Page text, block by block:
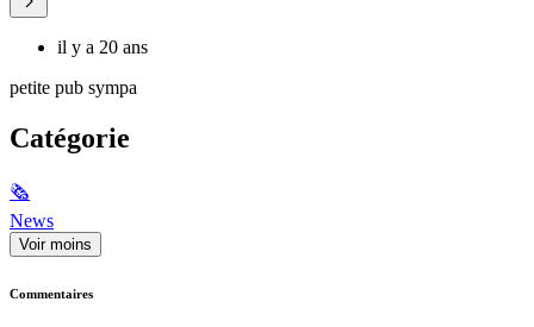
il y a 20 ans
petite pub sympa
Catégorie
🗞
News
Voir moins
Commentaires